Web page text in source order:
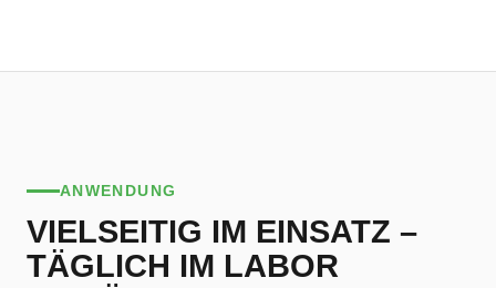
ANWENDUNG
VIELSEITIG IM EINSATZ –
TÄGLICH IM LABOR